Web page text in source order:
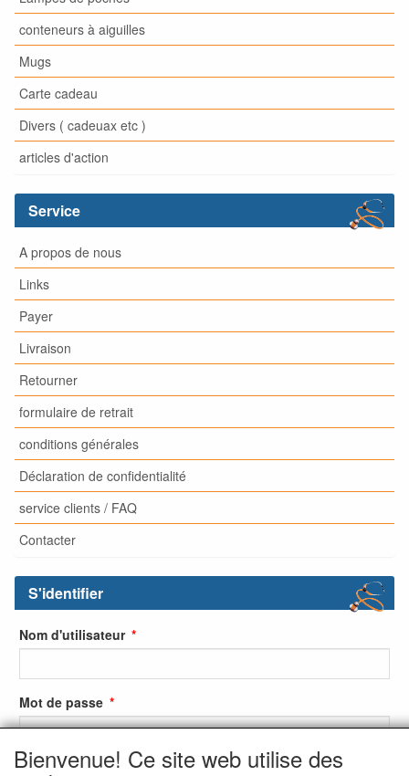
conteneurs à aiguilles
Mugs
Carte cadeau
Divers ( cadeuax etc )
articles d'action
Service
A propos de nous
Links
Payer
Livraison
Retourner
formulaire de retrait
conditions générales
Déclaration de confidentialité
service clients / FAQ
Contacter
S'identifier
Nom d'utilisateur
Mot de passe
Bienvenue! Ce site web utilise des